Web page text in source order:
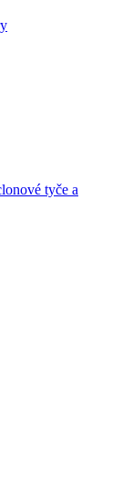
tyče a